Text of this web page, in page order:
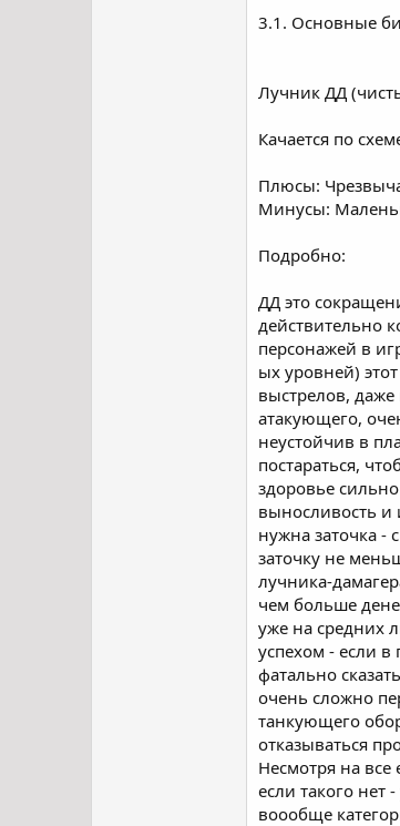
3.1. Основные
Лучник ДД
Качается по
Плюсы:
Минусы:
Подробно:
ДД это
действительно
персонажей в
ых уровней)
выстрелов, даже
атакующего,
неустойчив в
постараться,
здоровье
выносливость и
нужна заточка -
заточку не
лучника-
чем больше
уже на средних
успехом - если
фатально
очень сложно
танкующего
отказываться
Несмотря на
если такого
воообще